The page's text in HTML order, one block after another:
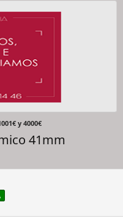
y 4000€
41mm